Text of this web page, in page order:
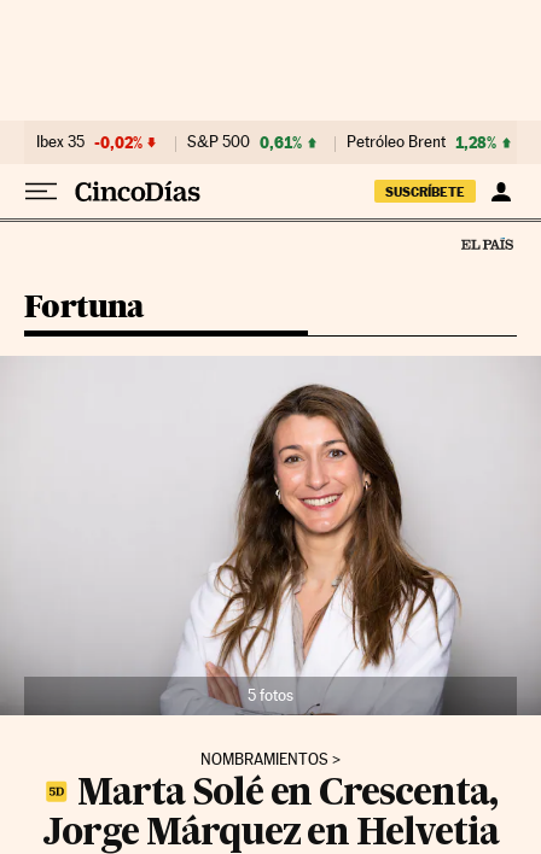
Ibex 35 -0,02% S&P 500 0,61% Petróleo Brent 1,28%
SUSCRÍBETE
Fortuna
5 fotos
NOMBRAMIENTOS
Marta Solé en Crescenta,
Jorge Márquez en Helvetia